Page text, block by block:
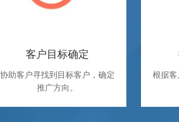
客户目标确定
协助客户寻找到目标客户，确定
推广方向。
根据